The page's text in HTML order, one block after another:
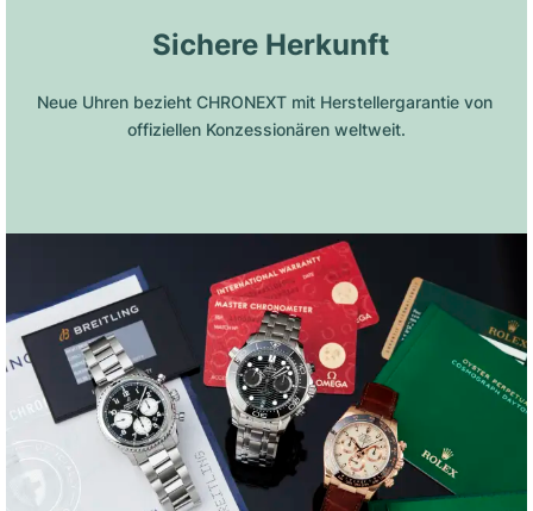
Sichere Herkunft
Neue Uhren bezieht CHRONEXT mit Herstellergarantie von
offiziellen Konzessionären weltweit.